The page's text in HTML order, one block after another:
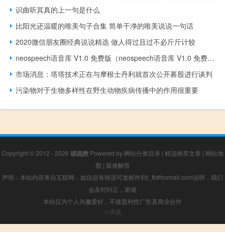
识曲听其真的上一句是什么
比阳光还温暖的唯美句子合集 简单干净的唯美说说一句话
2020微信朋友圈经典说说精选 做人得过且过不必斤斤计较
neospeech语音库 V1.0 免费版（neospeech语音库 V1.0 免费版功能简介）
市场消息：塔塔技术正在与摩根士丹利就首次公开募股进行谈判
污染物对于生物多样性在野生动物疾病传播中的作用很重要
Copyright © 2012 - 2026 说说控 Powered by 网站分类目录 | 精选推荐文章 | 网站地
图 | 疑难解答
声明：本站内容来自互联网，如信息有错误可发邮件到f_fb#foxmail.com说明，我们
会及时纠正，谢谢
本站仅为个人兴趣爱好，不接盈利性广告及商业合作
小男孩